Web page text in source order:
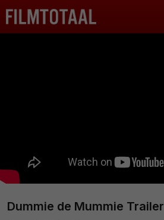
Dummie de Mummie Trailer